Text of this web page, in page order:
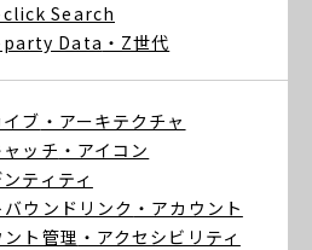
click Search
party Data ・Z世代
イブ ・アーキテクチャ
ャッチ ・アイコン
ティティ
バウンドリンク ・アカウント
ント管理 ・アクセシビリティ